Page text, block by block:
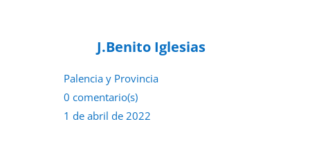
J.Benito Iglesias
Palencia y Provincia
0 comentario(s)
1 de abril de 2022